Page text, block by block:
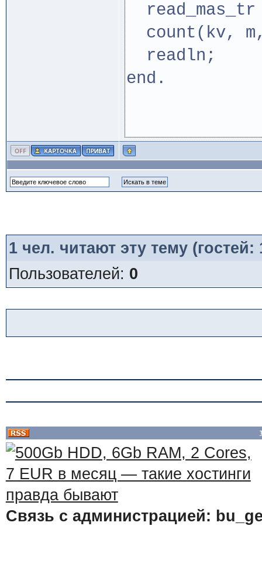
count(kv,
readln;
end.
1чел. читают эту тему
Пользователей: 0
Связь с администрацией: